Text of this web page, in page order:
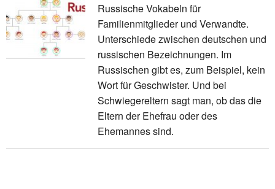
Russische Vokabeln für
Familienmitglieder und Verwandte.
Unterschiede zwischen deutschen und
russischen Bezeichnungen. Im
Russischen gibt es, zum Beispiel, kein
Wort für Geschwister. Und bei
Schwiegereltern sagt man, ob das die
Eltern der Ehefrau oder des
Ehemannes sind.